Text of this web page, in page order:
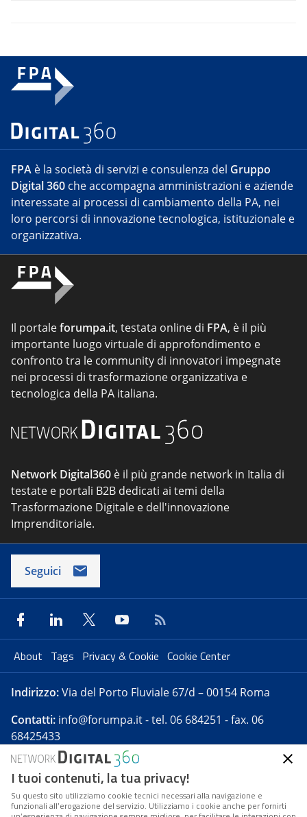
FPA è la società di servizi e consulenza del Gruppo
Digital 360 che accompagna amministrazioni e aziende
interessate ai processi di cambiamento della PA, nei
loro percorsi di innovazione tecnologica, istituzionale e
organizzativa.
Il portaleforumpa.it, testata online di FPA, è il più
importante luogo virtuale di approfondimento e
confronto tra le community di innovatori impegnate
nei processi di trasformazione organizzativa e
tecnologica della PA italiana.
Network Digital360 è il più grande network in Italia di
testate e portali B2B dedicati ai temi della
Trasformazione Digitale e dell'innovazione
Imprenditoriale.
Seguici
About Tags Privacy & Cookie Cookie Center
Indirizzo:Via del Porto Fluviale 67/d – 00154 Roma
Contatti: info@forumpa.it- tel. 06 684251 - fax. 06
68425433
Forumpa.itè una pubblicazione telematica iscritta
presso Registro della stampa del Tribunale di Roma -
Reg. n. 182 del 2 maggio 2008 - Direttore resp. Michela
I tuoi contenuti, la tua privacy!
Su questo sito utilizziamo cookie tecnici necessari alla navigazione e
funzionali all’erogazione del servizio. Utilizziamo i cookie anche per fornirti